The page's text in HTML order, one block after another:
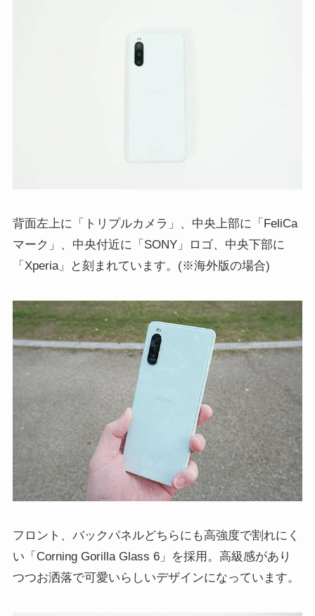
背面左上に「トリプルカメラ」、中央上部に「FeliCa
マーク」、中央付近に「SONY」ロゴ、中央下部に
「Xperia」と刻まれています。(※海外版の場合)
フロント、バックパネルどちらにも高強度で割れにく
い「Corning Gorilla Glass 6」を採用。高級感があり
つつお洒落で可愛いらしいデザインになっています。